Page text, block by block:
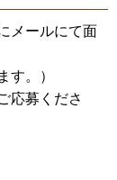
メールにて面
す。）
応募くださ